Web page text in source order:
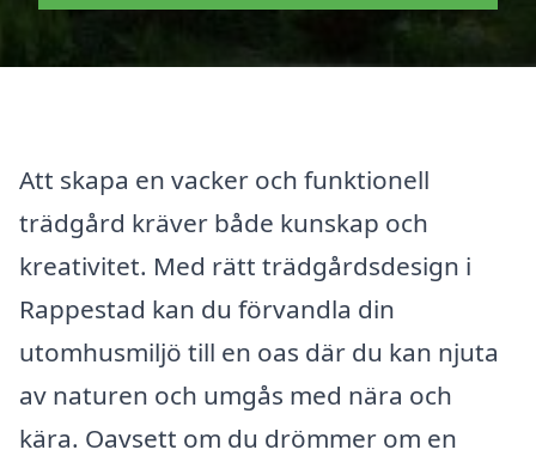
Att skapa en vacker och funktionell
trädgård kräver både kunskap och
kreativitet. Med rätt trädgårdsdesign i
Rappestad kan du förvandla din
utomhusmiljö till en oas där du kan njuta
av naturen och umgås med nära och
kära. Oavsett om du drömmer om en